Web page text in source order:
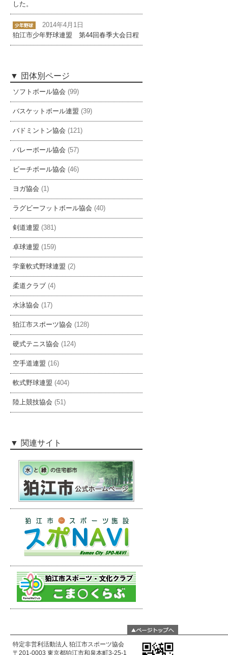
した。
2014年4月1日
狛江市少年野球連盟 第44回春季大会日程
団体別ページ
ソフトボール協会 (99)
バスケットボール連盟 (39)
バドミントン協会 (121)
バレーボール協会 (57)
ビーチボール協会 (46)
ヨガ協会 (1)
ラグビーフットボール協会 (40)
剣道連盟 (381)
卓球連盟 (159)
学童軟式野球連盟 (2)
柔道クラブ (4)
水泳協会 (17)
狛江市スポーツ協会 (128)
硬式テニス協会 (124)
空手道連盟 (16)
軟式野球連盟 (404)
陸上競技協会 (51)
関連サイト
特定非営利活動法人 狛江市スポーツ協会
〒201-0003 東京都狛江市和泉本町3-25-1